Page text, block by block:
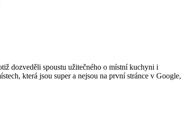
dozveděli spoustu užitečného o místní kuchyni i
která jsou super a nejsou na první stránce v Google,